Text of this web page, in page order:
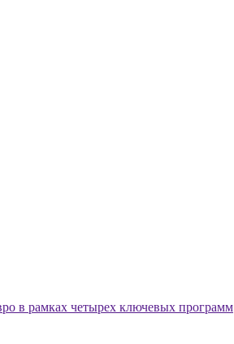
в рамках четырех ключевых программ